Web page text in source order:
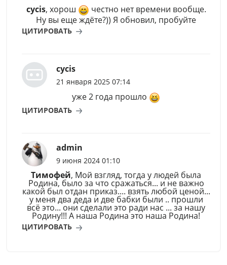
cycis, хорош
честно нет времени вообще.
Ну вы еще ждёте?)) Я обновил, пробуйте
ЦИТИРОВАТЬ
cycis
21 января 2025 07:14
уже 2 года прошло
ЦИТИРОВАТЬ
admin
9 июня 2024 01:10
Тимофей, Мой взгляд, тогда у людей была
Родина, было за что сражаться... и не важно
какой был отдан приказ.... взять любой ценой...
у меня два деда и две бабки были .. прошли
всё это... они сделали это ради нас ... за нашу
Родину!!! А наша Родина это наша Родина!
ЦИТИРОВАТЬ